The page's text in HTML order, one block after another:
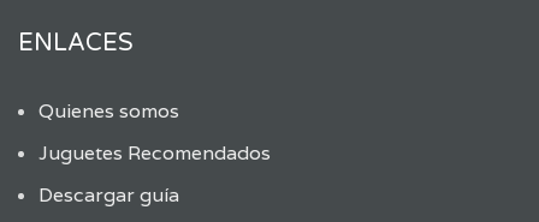
ENLACES
Quienes somos
Juguetes Recomendados
Descargar guía